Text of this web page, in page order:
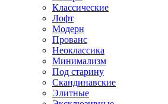
Классические
Лофт
Модерн
Прованс
Неоклассика
Минимализм
Под старину
Скандинавские
Элитные